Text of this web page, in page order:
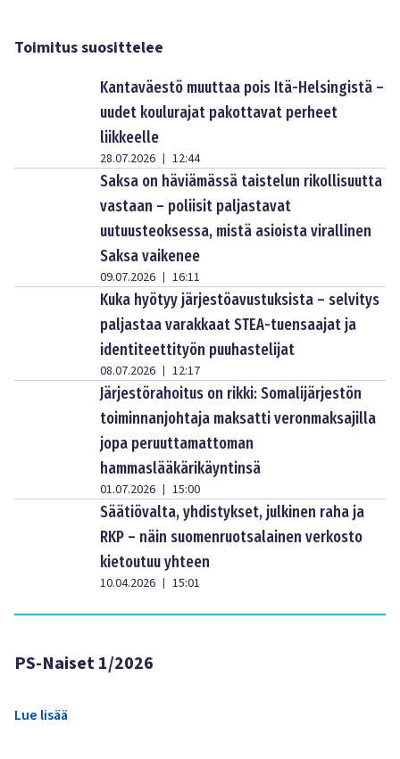
Toimitus suosittelee
Kantaväestö muuttaa pois Itä-Helsingistä –
uudet koulurajat pakottavat perheet
liikkeelle
28.07.2026 | 12:44
Saksa on häviämässä taistelun rikollisuutta
vastaan – poliisit paljastavat
uutuusteoksessa, mistä asioista virallinen
Saksa vaikenee
09.07.2026 | 16:11
Kuka hyötyy järjestöavustuksista – selvitys
paljastaa varakkaat STEA-tuensaajat ja
identiteettityön puuhastelijat
08.07.2026 | 12:17
Järjestörahoitus on rikki: Somalijärjestön
toiminnanjohtaja maksatti veronmaksajilla
jopa peruuttamattoman
hammaslääkärikäyntinsä
01.07.2026 | 15:00
Säätiövalta, yhdistykset, julkinen raha ja
RKP – näin suomenruotsalainen verkosto
kietoutuu yhteen
10.04.2026 | 15:01
PS-Naiset 1/2026
Lue lisää